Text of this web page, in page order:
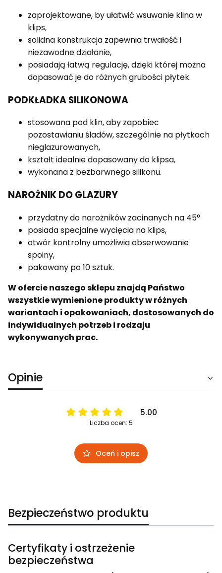
zaprojektowane, by ułatwić wsuwanie klina w
klips,
solidna konstrukcja zapewnia trwałość i
niezawodne działanie,
posiadają łatwą regulację, dzięki której można
dopasować je do różnych grubości płytek.
PODKŁADKA SILIKONOWA
stosowana pod klin, aby zapobiec
pozostawianiu śladów, szczególnie na płytkach
nieglazurowanych,
kształt idealnie dopasowany do klipsa,
wykonana z bezbarwnego silikonu.
NAROŻNIK DO GLAZURY
przydatny do narożników zacinanych na 45°
posiada specjalne wycięcia na klips,
otwór kontrolny umożliwia obserwowanie
spoiny,
pakowany po 10 sztuk.
W ofercie naszego sklepu znajdą Państwo
wszystkie wymienione produkty w różnych
wariantach i opakowaniach, dostosowanych do
indywidualnych potrzeb i rodzaju
wykonywanych prac.
Opinie
5.00
Liczba ocen: 5
Oceń i opisz
Bezpieczeństwo produktu
Certyfikaty i ostrzeżenie
bezpieczeństwa